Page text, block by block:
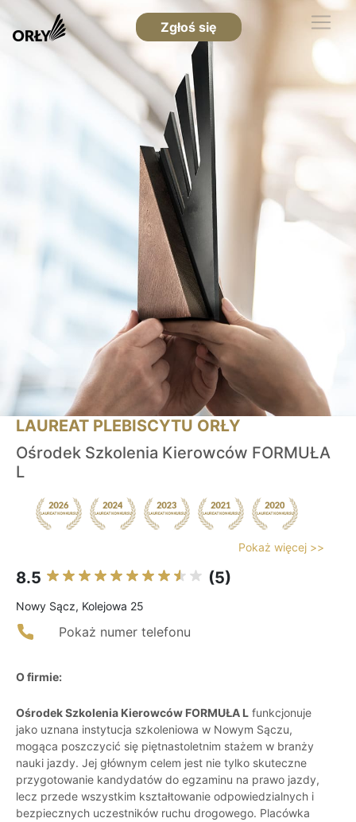
Zgłoś się
LAUREAT PLEBISCYTU ORŁY
Ośrodek Szkolenia Kierowców FORMUŁA
L
Pokaż więcej >>
8.5 (5)
Nowy Sącz, Kolejowa 25
Pokaż numer telefonu
O firmie:
Ośrodek Szkolenia Kierowców FORMUŁA L funkcjonuje
jako uznana instytucja szkoleniowa w Nowym Sączu,
mogąca poszczycić się piętnastoletnim stażem w branży
nauki jazdy. Jej głównym celem jest nie tylko skuteczne
przygotowanie kandydatów do egzaminu na prawo jazdy,
lecz przede wszystkim kształtowanie odpowiedzialnych i
bezpiecznych uczestników ruchu drogowego. Placówka